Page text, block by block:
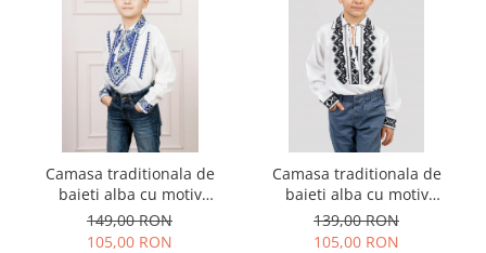
Camasa traditionala de
baieti alba cu motiv
geometric albastru Flavius
01
149,00 RON
105,00 RON
Camasa traditionala de
baieti alba cu motiv
geometric negru Alexandru
03
139,00 RON
105,00 RON